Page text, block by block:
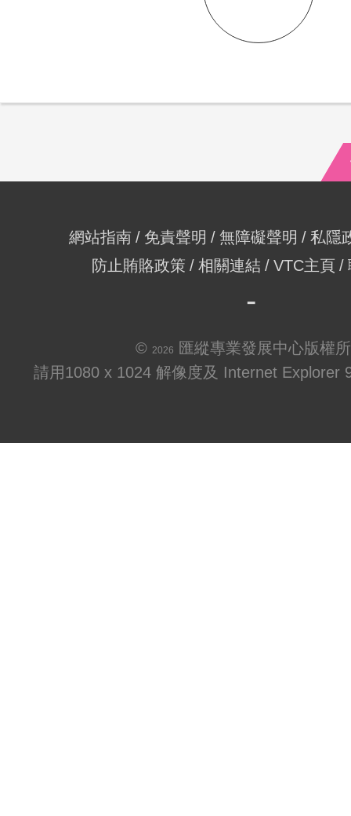
網站指南 免責聲明 無障礙聲明
私隱
防止賄賂政策
相關連結 VTC主頁
© 2026
匯縱專業發展中心版權
請用1080 x 1024 解像度及 Internet Explorer